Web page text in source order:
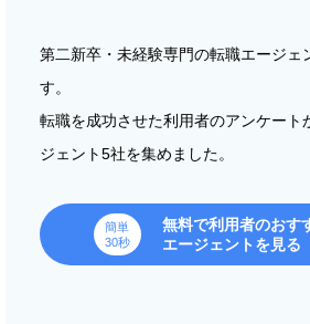
第二新卒・未経験専門の転職エージェ
す。
転職を成功させた利用者のアンケート
ジェント5社を集めました。
簡単
30秒
無料で利用者のおす
エージェントを見る